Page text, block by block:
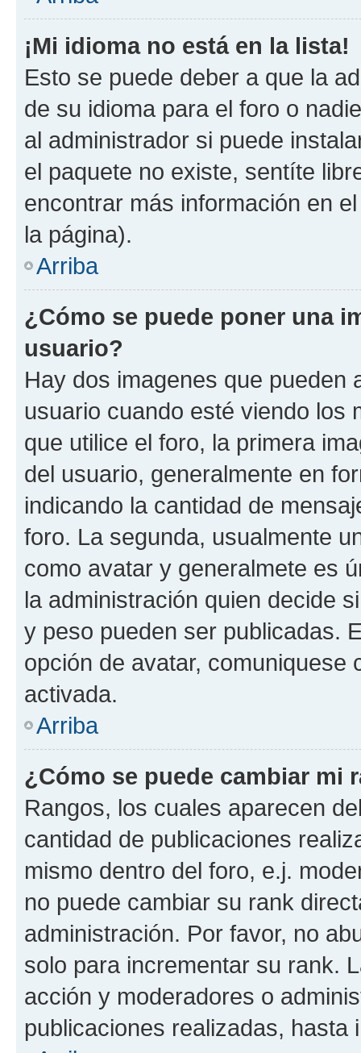
¡Mi idioma no está en la lista!
Esto se puede deber a que la
de su idioma para el foro o
al administrador si puede
el paquete no existe, sentíte
encontrar más información en
la página).
Arriba
¿Cómo se puede poner una
usuario?
Hay dos imagenes que pueden
usuario cuando esté viendo los
que utilice el foro, la primera
del usuario, generalmente en
indicando la cantidad de
foro. La segunda, usualmente
como avatar y generalmete es
la administración quien decide
y peso pueden ser publicadas.
opción de avatar, comuniquese
activada.
Arriba
¿Cómo se puede cambiar mi
Rangos, los cuales aparecen
cantidad de publicaciones
mismo dentro del foro, e.j.
no puede cambiar su rank
administración. Por favor, no
solo para incrementar su rank.
acción y moderadores o
publicaciones realizadas, hasta